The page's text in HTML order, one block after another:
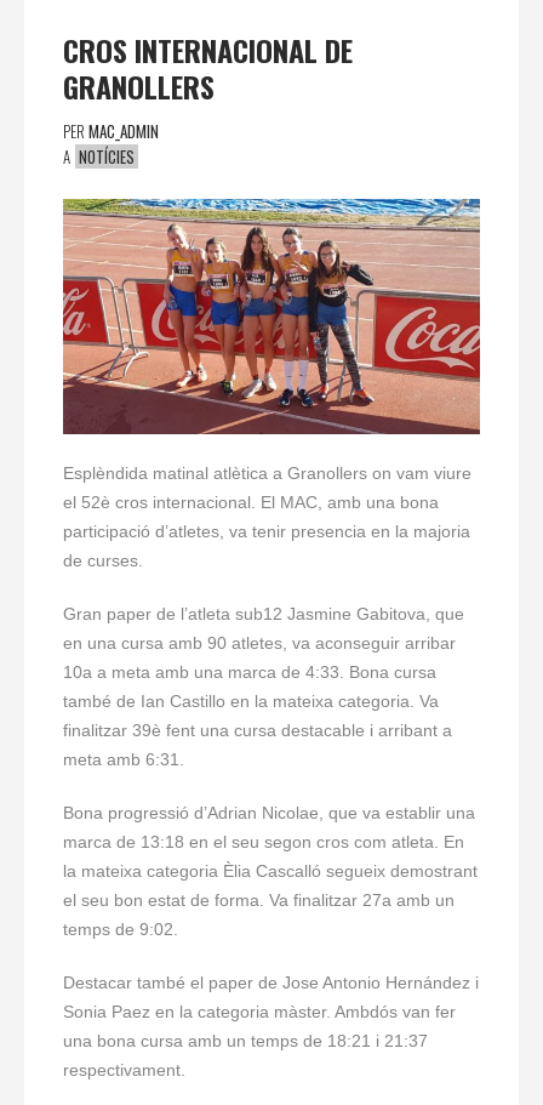
CROS INTERNACIONAL DE
GRANOLLERS
PER MAC_ADMIN
A NOTÍCIES
Esplèndida matinal atlètica a Granollers on vam viure
el 52è cros internacional. El MAC, amb una bona
participació d’atletes, va tenir presencia en la majoria
de curses.
Gran paper de l’atleta sub12 Jasmine Gabitova, que
en una cursa amb 90 atletes, va aconseguir arribar
10a a meta amb una marca de 4:33. Bona cursa
també de Ian Castillo en la mateixa categoria. Va
finalitzar 39è fent una cursa destacable i arribant a
meta amb 6:31.
Bona progressió d’Adrian Nicolae, que va establir una
marca de 13:18 en el seu segon cros com atleta. En
la mateixa categoria Èlia Cascalló segueix demostrant
el seu bon estat de forma. Va finalitzar 27a amb un
temps de 9:02.
Destacar també el paper de Jose Antonio Hernández i
Sonia Paez en la categoria màster. Ambdós van fer
una bona cursa amb un temps de 18:21 i 21:37
respectivament.